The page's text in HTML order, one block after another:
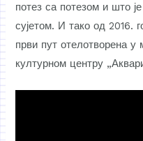
потез са потезом и што је
сујетом. И тако од 2016.
први пут отелотворена
културном центру